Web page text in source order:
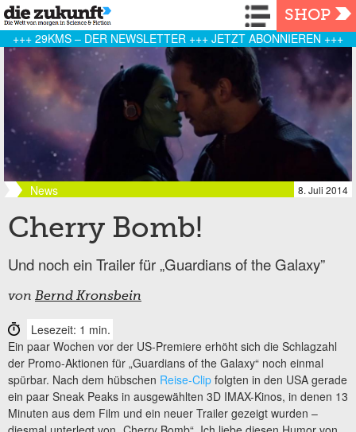
Navigation
SHOP
+++ 29KMS – DER NEWSLETTER +++ JETZT ABONNIEREN +++
News 8. Juli 2014
Cherry Bomb!
Und noch ein Trailer für „Guardians of the Galaxy”
von Bernd Kronsbein
Lesezeit: 1 min.
Ein paar Wochen vor der US-Premiere erhöht sich die Schlagzahl
der Promo-Aktionen für „Guardians of the Galaxy“ noch einmal
spürbar. Nach dem hübschen Reise-Clip folgten in den USA gerade
ein paar Sneak Peaks in ausgewählten 3D IMAX-Kinos, in denen 13
Minuten aus dem Film und ein neuer Trailer gezeigt wurden –